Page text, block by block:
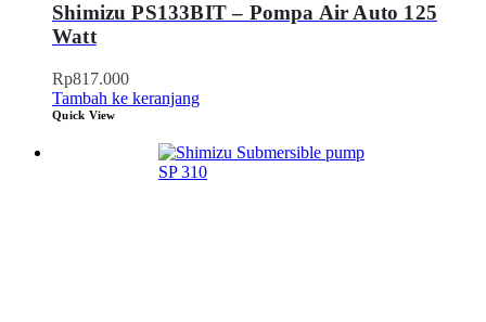
Shimizu PS133BIT – Pompa Air Auto 125
Watt
Rp817.000
Tambah ke keranjang
Quick View